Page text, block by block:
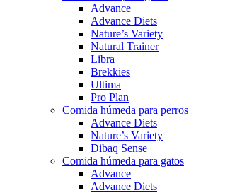
Advance
Advance Diets
Nature’s Variety
Natural Trainer
Libra
Brekkies
Ultima
Pro Plan
Comida húmeda para perros
Advance Diets
Nature’s Variety
Dibaq Sense
Comida húmeda para gatos
Advance
Advance Diets